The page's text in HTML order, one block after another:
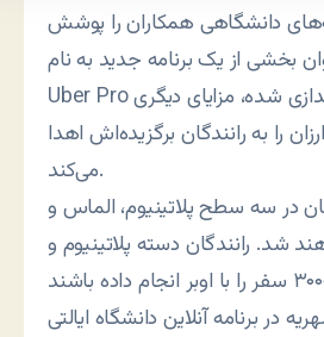
دانشگاهی همکاران را پوشش
بخشی از یک برنامه جدید به نام
Uber Pro که به تازگی راه‌اندازی شده، مزایای دیگری
را به رانندگان برگزیده‌اش اهدا
می‌کند.
در سه سطح پلاتینیوم، الماس و
شد. رانندگان دسته پلاتینیوم و
الماس که بیش از ۳۰۰۰ سفر را با اوبر انجام داده باشند
برنامه آنلاین دانشگاه ایالتی